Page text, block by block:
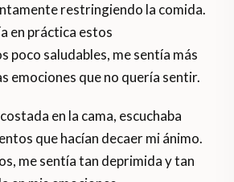
restringiendo la comida.
en práctica estos
poco saludables, me sentía más
emociones que no quería sentir.
en la cama, escuchaba
que hacían decaer mi ánimo.
me sentía tan deprimida y tan